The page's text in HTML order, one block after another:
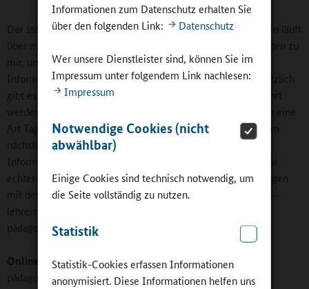
Informationen zum Datenschutz erhalten Sie
über den folgenden Link:
Datenschutz
Wer unsere Dienstleister sind, können Sie im
Impressum unter folgendem Link nachlesen:
Impressum
Notwendige Cookies (nicht
abwählbar)
Einige Cookies sind technisch notwendig, um
die Seite vollständig zu nutzen.
Statistik
Statistik-Cookies erfassen Informationen
anonymisiert. Diese Informationen helfen uns
Der ständige Kontakt zwischen Lehrern und Sozialpädagogen läuft
über mich. Einmal in der Woche bitte ich alle Sozialpädagogen zu
mir, und sie können mir Besonderheiten schildern. Diese
Informationen gebe ich dann an die Lehrkräfte weiter. Zusätzlich
gibt es so genannte Kontaktordner, die für jede Klasse geführt
werden. Hier legen die Sozialpädagoginnen und -pädagogen eine
Art Tagebuch an. Die Klassenlehrer schauen sich das dann am
nächsten Morgen an und geben gegebenenfalls relevante
Informationen an die Fachlehrerinnen und -lehrer weiter. Bei
echten Problemen arrangieren wir Treffen der Sozialpädagogen
mit den entsprechenden Klassen- oder Fachlehrerinnen und -
lehrern. So ist insgesamt eine dichte Verzahnung und
pädagogische Betreuung der Kinder gegeben.
Online-Redaktion:Arbeiten die Sozialpädagoginnen und -
pädagogen auch am Vormittag mit?